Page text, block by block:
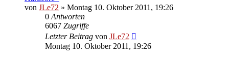
von JLe72 » Montag 10. Oktober 2011, 19:26
0 Antworten
6067 Zugriffe
Letzter Beitrag von JLe72
Montag 10. Oktober 2011, 19:26